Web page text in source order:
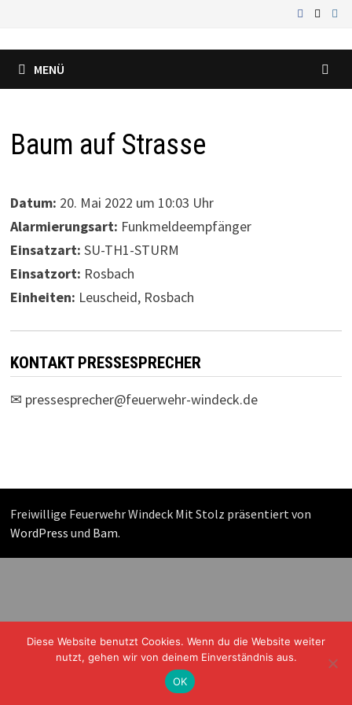
springen
MENÜ
Baum auf Strasse
Datum: 20. Mai 2022 um 10:03 Uhr
Alarmierungsart: Funkmeldeempfänger
Einsatzart: SU-TH1-STURM
Einsatzort: Rosbach
Einheiten: Leuscheid, Rosbach
KONTAKT PRESSESPRECHER
✉ pressesprecher@feuerwehr-windeck.de
Freiwillige Feuerwehr Windeck Mit Stolz präsentiert von
WordPress und Bam.
Diese Website benutzt Cookies. Wenn du die Website weiter
nutzt, gehen wir von deinem Einverständnis aus.
OK